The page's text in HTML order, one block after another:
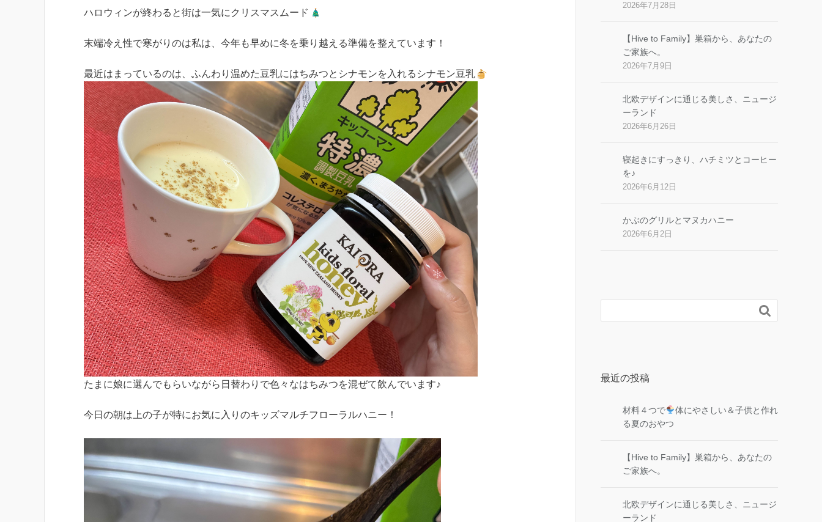
ハロウィンが終わると街は一気にクリスマスムード
末端冷え性で寒がりのは私は、今年も早めに冬を乗り越える準備を整えています！
最近はまっているのは、ふんわり温めた豆乳にはちみつとシナモンを入れるシナモン豆乳
たまに娘に選んでもらいながら日替わりで色々なはちみつを混ぜて飲んでいます♪
今日の朝は上の子が特にお気に入りのキッズマルチフローラルハニー！
2026年7月28日
【Hive to Family】巣箱から、あなたの
ご家族へ。
2026年7月9日
北欧デザインに通じる美しさ、ニュージ
ーランド
2026年6月26日
寝起きにすっきり、ハチミツとコーヒー
を♪
2026年6月12日
かぶのグリルとマヌカハニー
2026年6月2日

最近の投稿
材料４つで
体にやさしい＆子供と作れ
る夏のおやつ
【Hive to Family】巣箱から、あなたの
ご家族へ。
北欧デザインに通じる美しさ、ニュージ
ーランド